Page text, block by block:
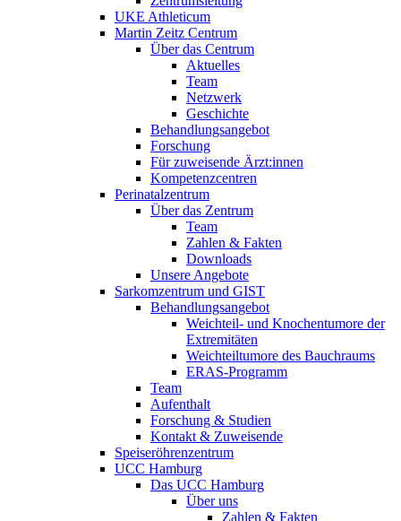
UKE Athleticum
Martin Zeitz Centrum
Über das Centrum
Aktuelles
Team
Netzwerk
Geschichte
Behandlungsangebot
Forschung
Für zuweisende Ärzt:innen
Kompetenzcentren
Perinatalzentrum
Über das Zentrum
Team
Zahlen & Fakten
Downloads
Unsere Angebote
Sarkomzentrum und GIST
Behandlungsangebot
Weichteil- und Knochentumore der
Extremitäten
Weichteiltumore des Bauchraums
ERAS-Programm
Team
Aufenthalt
Forschung & Studien
Kontakt & Zuweisende
Speiseröhrenzentrum
UCC Hamburg
Das UCC Hamburg
Über uns
Zahlen & Fakten